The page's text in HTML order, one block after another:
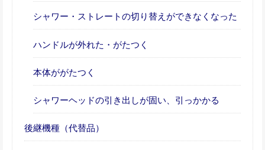
シャワー・ストレートの切り替えができなくなった
ハンドルが外れた・がたつく
本体ががたつく
シャワーヘッドの引き出しが固い、引っかかる
後継機種（代替品）